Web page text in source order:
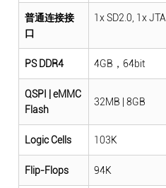
普通连接接
口
1x SD2.0, 1x
PS DDR4 4GB，64bit
QSPI | eMMC
Flash
32MB | 8GB
Logic Cells 103K
Flip-Flops 94K